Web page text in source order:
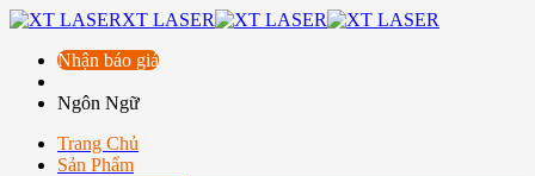
XT LASER
Nhận báo giá
Ngôn Ngữ
Trang Chủ
Sản Phẩm